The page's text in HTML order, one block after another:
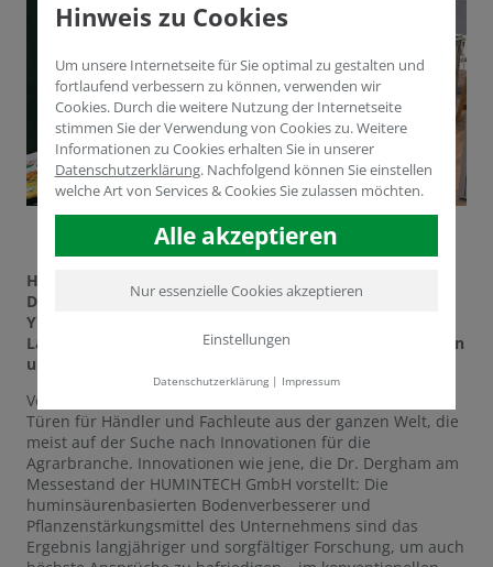
HUMINTECHs Technik- und Verkaufsleiter Dr. Yasser
Dergham befindet sich im russischen Krasnador auf der
YUGAGRO, einer internationalen Messe für
Landwirtschaftsmaschinen und -geräte sowie Substanzen
und Materialien für den Pflanzenbau.
Vor 28 Jahren öffnete YUGAGRO zum ersten Mal seine
Türen für Händler und Fachleute aus der ganzen Welt, die
meist auf der Suche nach Innovationen für die
Agrarbranche. Innovationen wie jene, die Dr. Dergham am
Messestand der HUMINTECH GmbH vorstellt: Die
huminsäurenbasierten Bodenverbesserer und
Pflanzenstärkungsmittel des Unternehmens sind das
Ergebnis langjähriger und sorgfältiger Forschung, um auch
Hinweis zu Cookies
Um unsere Internetseite für Sie optimal zu gestalten und
fortlaufend verbessern zu können, verwenden wir
Cookies. Durch die weitere Nutzung der Internetseite
stimmen Sie der Verwendung von Cookies zu. Weitere
Informationen zu Cookies erhalten Sie in unserer
Datenschutzerklärung. Nachfolgend können Sie einstellen
welche Art von Services & Cookies Sie zulassen möchten.
Alle akzeptieren
Nur essenzielle Cookies akzeptieren
Einstellungen
Datenschutzerklärung| Impressum